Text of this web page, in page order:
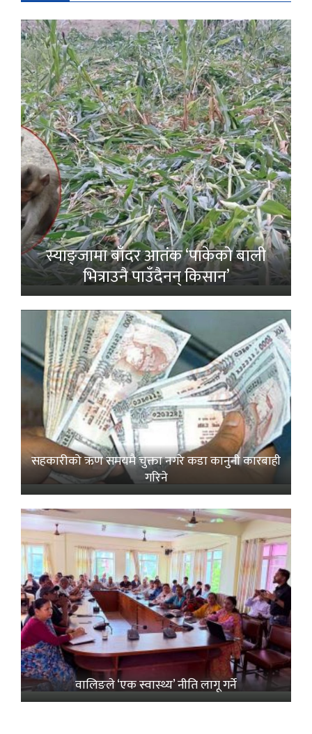
स्याङ्जामा बाँदर आतंक ‘पाकेको बाली
भित्राउनै पाउँदैनन् किसान’
सहकारीको ऋण समयमै चुक्ता नगरे कडा कानुनी कारबाही
गरिने
वालिङले ‘एक स्वास्थ्य’ नीति लागू गर्ने